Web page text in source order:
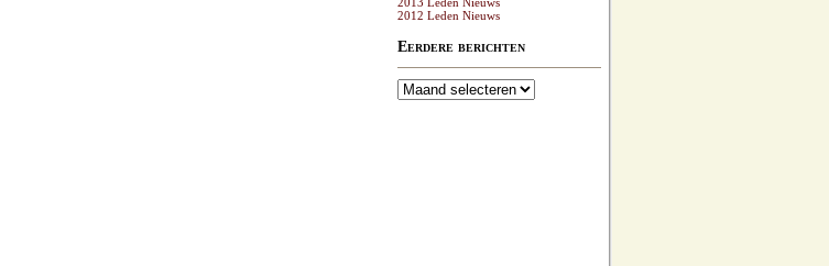
2012 Leden Nieuws
Eerdere berichten
Eerdere
berichten